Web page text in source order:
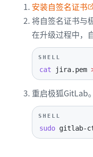
安装自签名证书
将自签名证书与
在升级过程中，
SHELL
cat jira.pem
重启极狐GitLab。
SHELL
sudo gitlab-